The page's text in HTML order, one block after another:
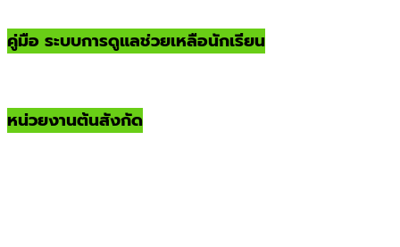
คู่มือ ระบบการดูแลช่วยเหลือนักเรียน
หน่วยงานต้นสังกัด